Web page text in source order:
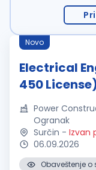
Novo
Electrical
450
Power
Ogranak
Surčin - Izvan
06.09.2026
Obaveštenje